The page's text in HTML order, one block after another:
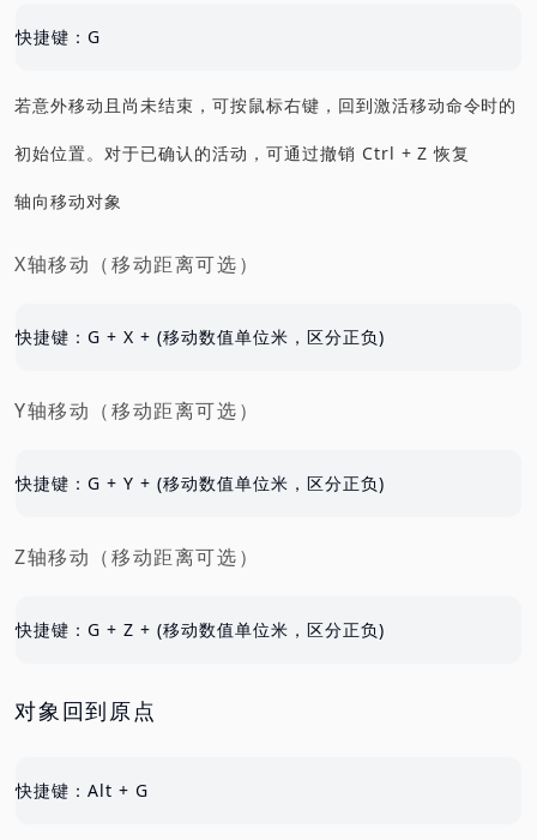
快捷键：G
若意外移动且尚未结束，可按鼠标右键，回到激活移动命令时的
初始位置。对于已确认的活动，可通过撤销 Ctrl + Z 恢复
轴向移动对象
X轴移动（移动距离可选）
快捷键：G + X + (移动数值单位米，区分正负)
Y轴移动（移动距离可选）
快捷键：G + Y + (移动数值单位米，区分正负)
Z轴移动（移动距离可选）
快捷键：G + Z + (移动数值单位米，区分正负)
对象回到原点
快捷键：Alt + G
图片地址，发布第四版。
物有本末，事有终始，知所先后，则近道矣。